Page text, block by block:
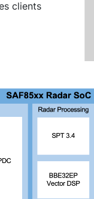
clients